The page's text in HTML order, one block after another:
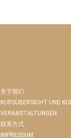
关于我们
KURSÜBERSICHT UND
VERANSTALTUNGEN
联系方式
IMPRESSUM